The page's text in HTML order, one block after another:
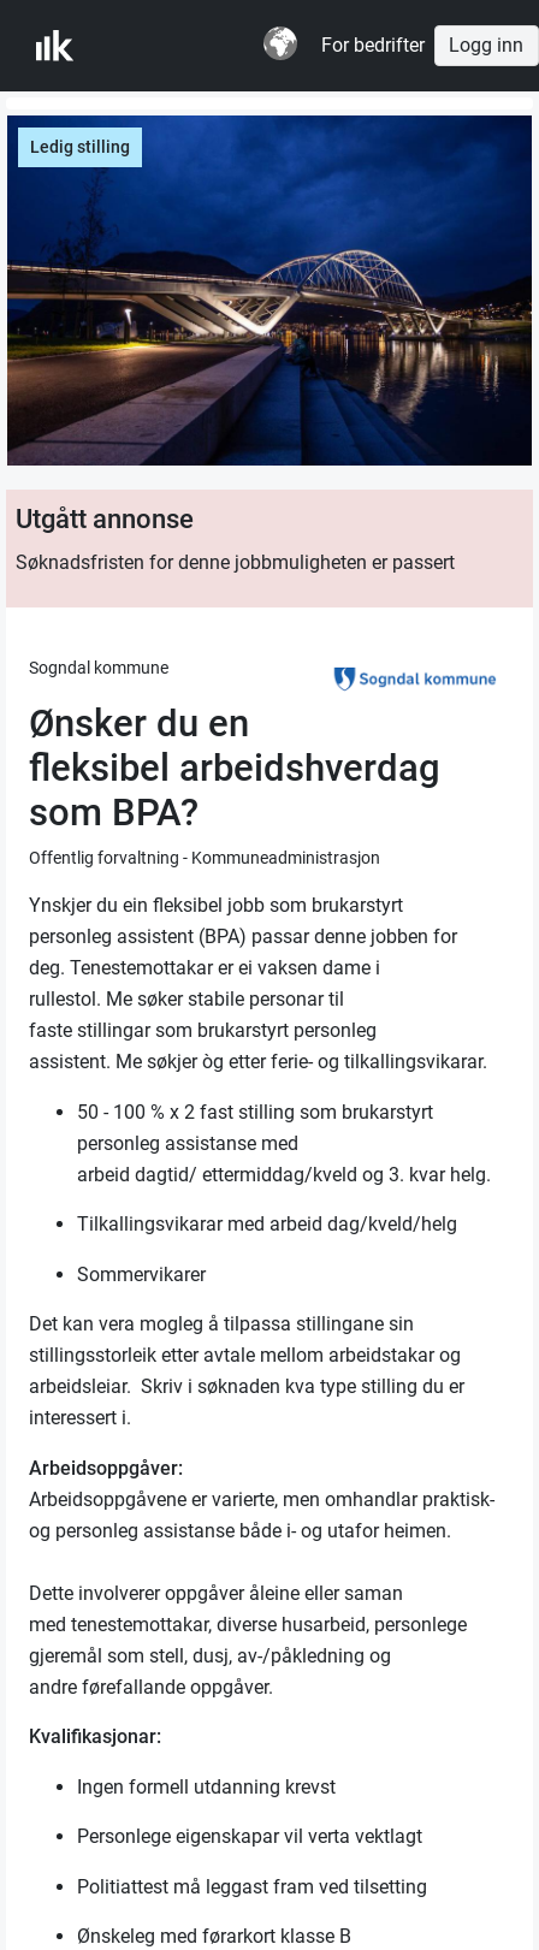
For bedrifter Logg inn
Ledig stilling
Utgått annonse
Søknadsfristen for denne jobbmuligheten er passert
Sogndal kommune
Ønsker du en
fleksibel arbeidshverdag
som BPA?
Offentlig forvaltning - Kommuneadministrasjon
Ynskjer du ein fleksibel jobb som brukarstyrt
personleg assistent (BPA) passar denne jobben for
deg.Tenestemottakarer ei vaksen dame i
rullestol. Me søker stabile personartil
faste stillingarsom brukarstyrt personleg
assistent. Me søkjer ògetterferie-ogtilkallingsvikarar.
50- 100 % x 2 fast stilling som brukarstyrt
personleg assistanse med
arbeid dagtid/ ettermiddag/kveld og 3. kvar helg.
Tilkallingsvikarar med arbeiddag/kveld/helg
Sommervikarer
Det kan vera mogleg å tilpassa stillingane sin
stillingsstorleik etter avtale mellom arbeidstakar og
arbeidsleiar. Skriv i søknaden kva type stilling du er
interessert i.
Arbeidsoppgåver:
Arbeidsoppgåvene er varierte, men omhandlar praktisk-
og personleg assistanse både i-og utafor heimen.
Dette involverer oppgåver åleine eller saman
medtenestemottakar, diverse husarbeid, personlege
gjeremål som stell, dusj, av-/påkledning og
andreførefallande oppgåver.
Kvalifikasjonar:
Ingenformell utdanning krevst
Personlege eigenskapar vil verta vektlagt
Politiattest må leggast fram ved tilsetting
Ønskeleg med førarkort klasse B